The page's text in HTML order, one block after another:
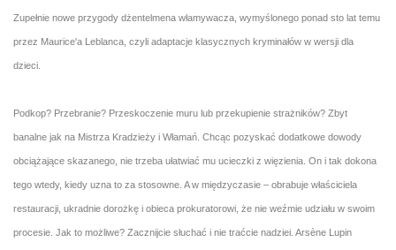
Zupełnie nowe przygody dżentelmena włamywacza, wymyślonego ponad sto lat temu
przez Maurice'a Leblanca, czyli adaptacje klasycznych kryminałów w wersji dla
dzieci.
Podkop? Przebranie? Przeskoczenie muru lub przekupienie strażników? Zbyt
banalne jak na Mistrza Kradzieży i Włamań. Chcąc pozyskać dodatkowe dowody
obciążające skazanego, nie trzeba ułatwiać mu ucieczki z więzienia. On i tak dokona
tego wtedy, kiedy uzna to za stosowne. A w międzyczasie – obrabuje właściciela
restauracji, ukradnie dorożkę i obieca prokuratorowi, że nie weźmie udziału w swoim
procesie. Jak to możliwe? Zacznijcie słuchać i nie traćcie nadziei. Arsène Lupin